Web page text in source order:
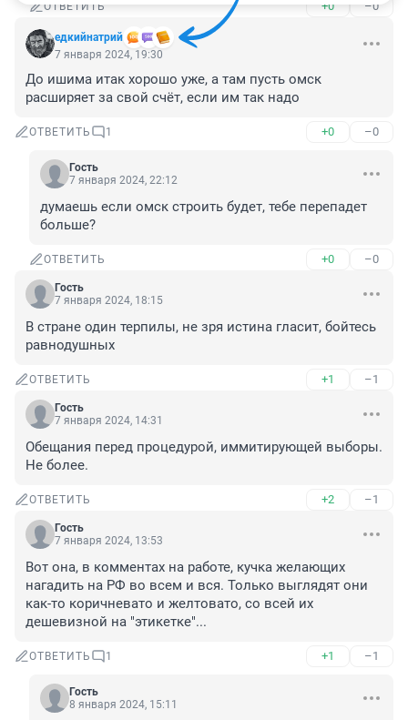
ОТВЕТИТЬ +0 –0
едкийнатрий
7 января 2024, 19:30
До ишима итак хорошо уже, а там пусть омск
расширяет за свой счёт, если им так надо
ОТВЕТИТЬ 1 +0 –0
Гость
7 января 2024, 22:12
думаешь если омск строить будет, тебе перепадет
больше?
ОТВЕТИТЬ +0 –0
Гость
7 января 2024, 18:15
В стране один терпилы, не зря истина гласит, бойтесь
равнодушных
ОТВЕТИТЬ +1 –1
Гость
7 января 2024, 14:31
Обещания перед процедурой, иммитирующей выборы.
Не более.
ОТВЕТИТЬ +2 –1
Гость
7 января 2024, 13:53
Вот она, в комментах на работе, кучка желающих
нагадить на РФ во всем и вся. Только выглядят они
как-то коричневато и желтовато, со всей их
дешевизной на "этикетке"...
ОТВЕТИТЬ 1 +1 –1
Гость
8 января 2024, 15:11